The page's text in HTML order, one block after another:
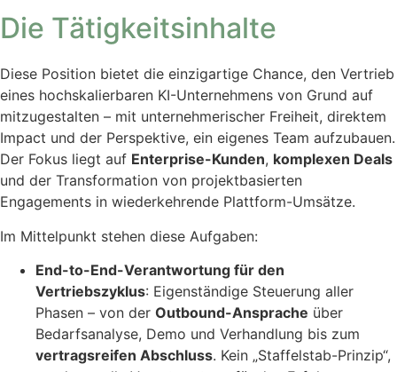
Die Tätigkeitsinhalte
Diese Position bietet die einzigartige Chance, den Vertrieb
eines hochskalierbaren KI-Unternehmens von Grund auf
mitzugestalten – mit unternehmerischer Freiheit, direktem
Impact und der Perspektive, ein eigenes Team aufzubauen.
Der Fokus liegt auf Enterprise-Kunden, komplexen Deals
und der Transformation von projektbasierten
Engagements in wiederkehrende Plattform-Umsätze.
Im Mittelpunkt stehen diese Aufgaben:
End-to-End-Verantwortung für den
Vertriebszyklus: Eigenständige Steuerung aller
Phasen – von der Outbound-Ansprache über
Bedarfsanalyse, Demo und Verhandlung bis zum
vertragsreifen Abschluss. Kein „Staffelstab-Prinzip“,